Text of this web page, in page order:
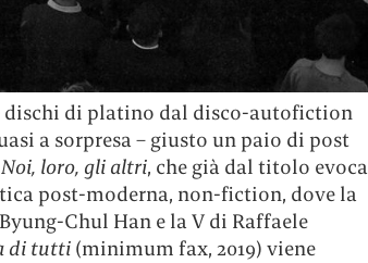
dischi di platino dal disco-autofiction
a sorpresa – giusto un paio di post
Noi, loro, gli altri, che già dal titolo evoca
post-moderna, non-fiction, dove la
Chul Han e la V di Raffaele
di tutti(minimum fax, 2019) viene